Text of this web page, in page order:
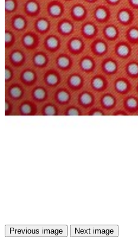
Previous image Next image